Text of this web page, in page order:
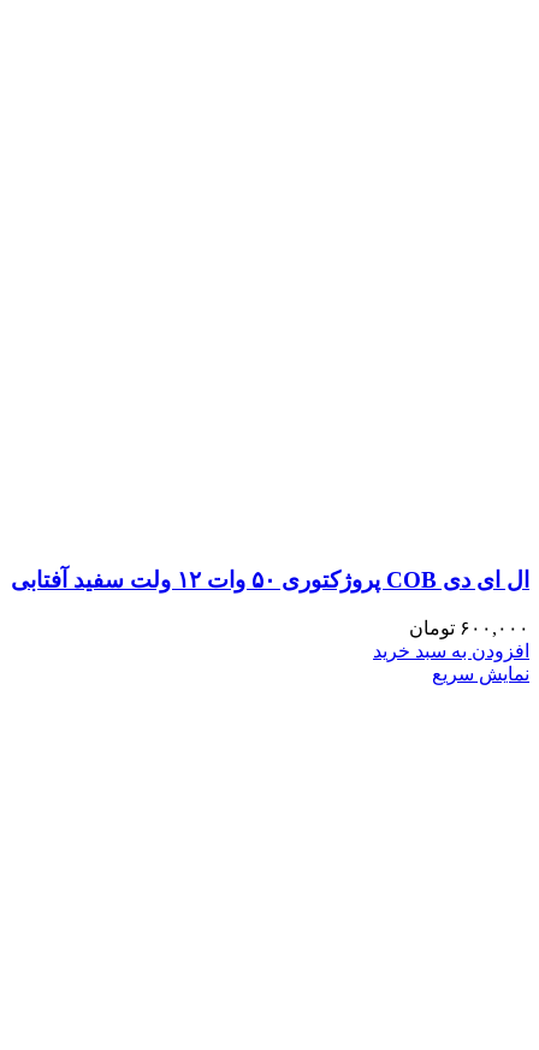
ال ای دی COB پروژکتوری ۵۰ وات ۱۲ ولت سفید آفتابی
۶۰۰,۰۰۰ تومان
افزودن به سبد خرید
نمایش سریع